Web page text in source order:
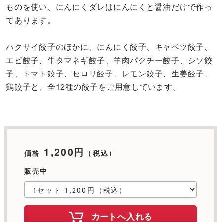
ものを使い、にんにくダレはにんにくと醤油だけで作っ
てあります。
ハクサイ餃子のほかに、にんにく餃子、キャベツ餃子、
エビ餃子、牛タマネギ餃子、羊肉パクチー餃子、シソ餃
子、トマト餃子、セロリ餃子、レモン餃子、生姜餃子、
鶏餃子と、全12種の餃子をご用意しています。
価格 1,200円 （税込）
販売中
カートへ入れる